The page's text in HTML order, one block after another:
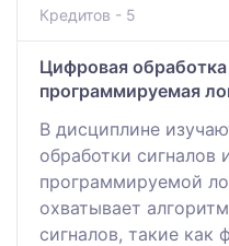
Кредитов - 5
Цифровая обработка
программируемая
В дисциплине
обработки сигналов
программируемой
охватывает
сигналов, такие как